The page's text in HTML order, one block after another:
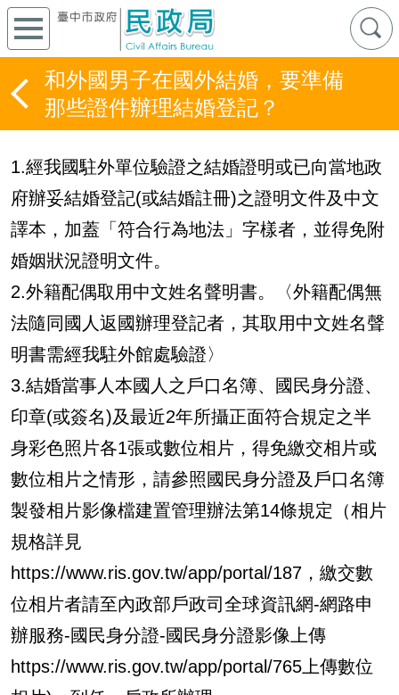
和外國男子在國外結婚，要準備
那些證件辦理結婚登記？
1.經我國駐外單位驗證之結婚證明或已向當地政
府辦妥結婚登記(或結婚註冊)之證明文件及中文
譯本，加蓋「符合行為地法」字樣者，並得免附
婚姻狀況證明文件。
2.外籍配偶取用中文姓名聲明書。〈外籍配偶無
法隨同國人返國辦理登記者，其取用中文姓名聲
明書需經我駐外館處驗證〉
3.結婚當事人本國人之戶口名簿、國民身分證、
印章(或簽名)及最近2年所攝正面符合規定之半
身彩色照片各1張或數位相片，得免繳交相片或
數位相片之情形，請參照國民身分證及戶口名簿
製發相片影像檔建置管理辦法第14條規定（相片
規格詳見
https://www.ris.gov.tw/app/portal/187，繳交數
位相片者請至內政部戶政司全球資訊網-網路申
辦服務-國民身分證-國民身分證影像上傳
https://www.ris.gov.tw/app/portal/765上傳數位